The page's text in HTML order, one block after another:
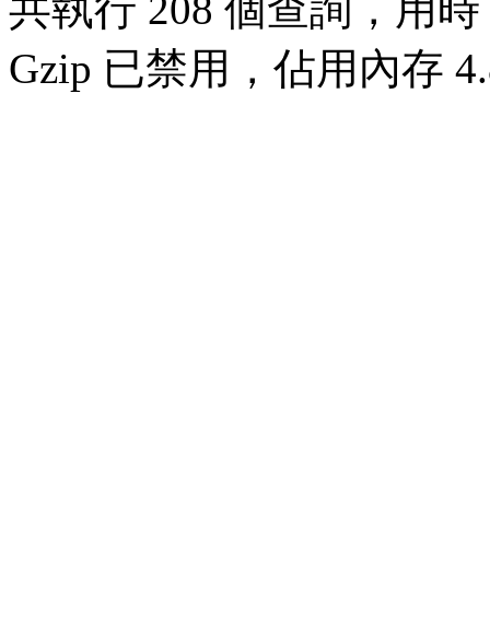
共執行 208 個查詢，用
Gzip 已禁用，佔用內存